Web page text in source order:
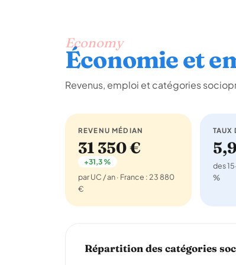
Economy
Économie et
Revenus, emploi et catégories
REVENU MÉDIAN
31 350 €
+31,3 %
par UC / an · France : 23 880
€
TAUX
des
%
Répartition des catégories